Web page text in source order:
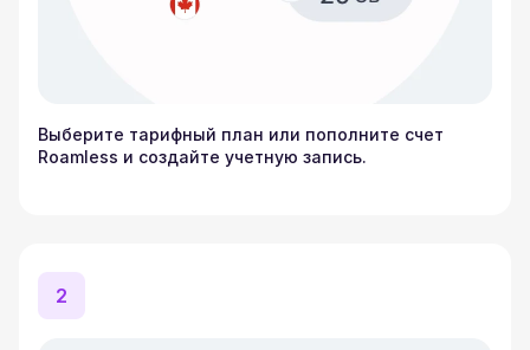
Выберите тарифный план или пополните счет
Roamless и создайте учетную запись.
2